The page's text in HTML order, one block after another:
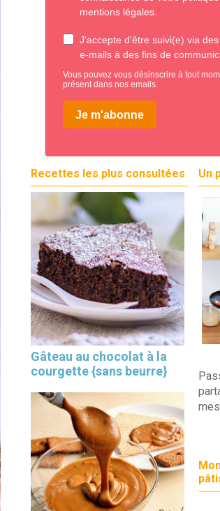
Recettes les plus consultées
Gâteau au chocolat à la
courgette {sans beurre}
Un